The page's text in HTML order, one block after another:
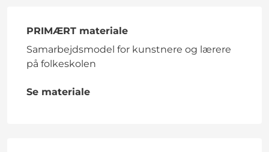
PRIMÆRT materiale
Samarbejdsmodel for kunstnere og lærere
på folkeskolen
Se materiale